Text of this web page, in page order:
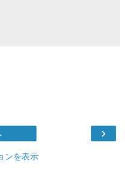
›
ンを表示